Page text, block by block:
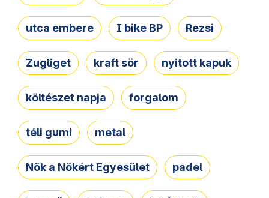
utca embere I bike BP Rezsi
Zugliget kraft sör nyitott kapuk
költészet napja forgalom
téli gumi metal
Nők a Nőkért Egyesület padel